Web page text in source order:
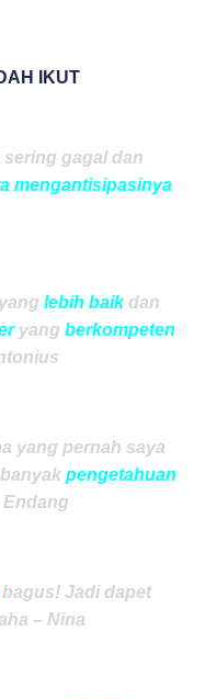
IKUT
gagal dan
mengantisipasinya
lebih baik dan
yang berkompeten
yang pernah saya
pengetahuan
bagus! Jadi dapet
– Nina